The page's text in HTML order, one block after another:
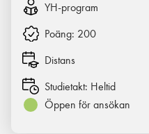
YH-program
Poäng: 200
Distans
Studietakt: Heltid
Öppen för ansökan